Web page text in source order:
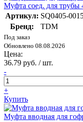
Муфта соед. для
Артикул: SQ0405-
Бренд:
TDM
Под заказ
Обновлено 08.08.2026
Цена:
36.79 руб. / шт.
-
+
Купить
Муфта вводная для